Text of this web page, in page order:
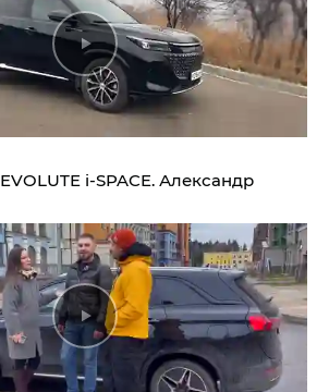
EVOLUTE i‑SPACE. Александр